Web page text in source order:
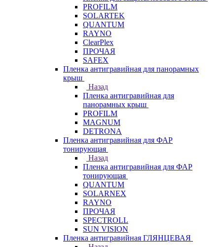
PROFILM
SOLARTEK
QUANTUM
RAYNO
ClearPlex
ПРОЧАЯ
SAFEX
Пленка антигравийная для панорамных
крыш
Назад
Пленка антигравийная для
панорамных крыш
PROFILM
MAGNUM
DETRONA
Пленка антигравийная для ФАР
тонирующая
Назад
Пленка антигравийная для ФАР
тонирующая
QUANTUM
SOLARNEX
RAYNO
ПРОЧАЯ
SPECTROLL
SUN VISION
Пленка антигравийная ГЛЯНЦЕВАЯ